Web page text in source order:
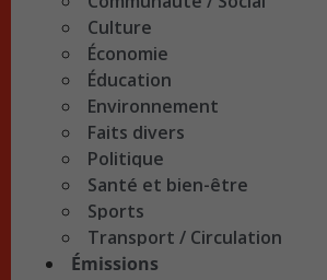
Culture
Économie
Éducation
Environnement
Faits divers
Politique
Santé et bien-être
Sports
Transport / Circulation
Émissions